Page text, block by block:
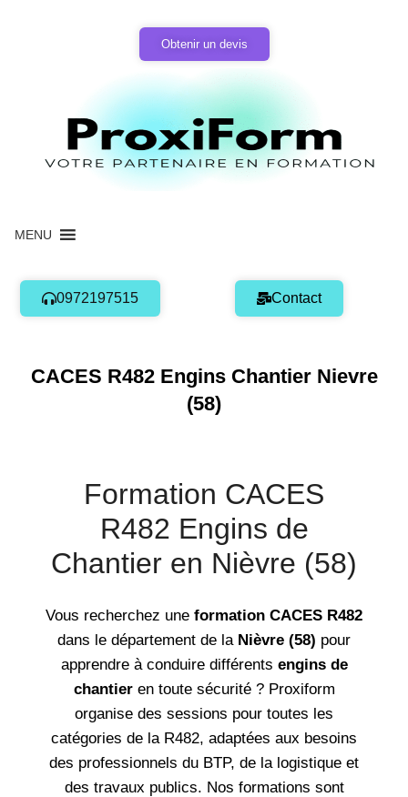
Obtenir un devis
MENU
0972197515 Contact
CACES R482 Engins Chantier Nievre
(58)
Formation CACES
R482 Engins de
Chantier en Nièvre (58)
Vous recherchez une formation CACES R482
dans le département de la Nièvre (58) pour
apprendre à conduire différents engins de
chantieren toute sécurité ? Proxiform
organise des sessions pour toutes les
catégories de la R482, adaptées aux besoins
des professionnels du BTP, de la logistique et
des travaux publics. Nos formations sont